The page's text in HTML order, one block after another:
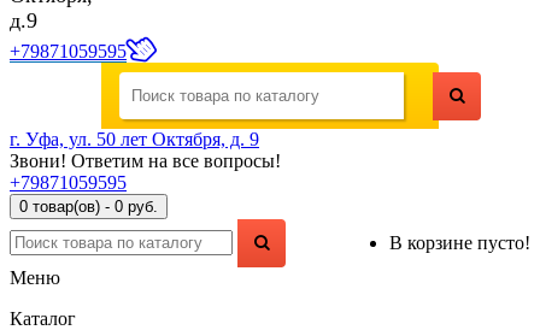
д.9
+79871059595
г. Уфа, ул. 50 лет Октября, д. 9
Звони! Ответим на все вопросы!
+79871059595
0 товар(ов) - 0 руб.
В корзине пусто!
Меню
Каталог